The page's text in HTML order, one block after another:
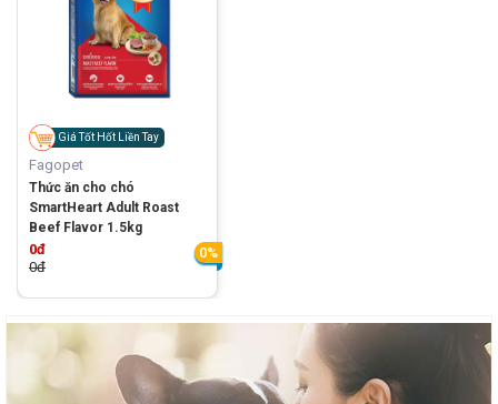
Giá Tốt Hốt Liền Tay
Fagopet
Thức ăn cho chó
SmartHeart Adult Roast
Beef Flavor 1.5kg
0đ
0đ
0%